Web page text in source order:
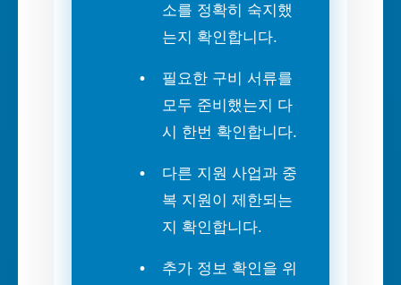
소를 정확히 숙지했
는지 확인합니다.
필요한 구비 서류를
모두 준비했는지 다
시 한번 확인합니다.
다른 지원 사업과 중
복 지원이 제한되는
지 확인합니다.
추가 정보 확인을 위